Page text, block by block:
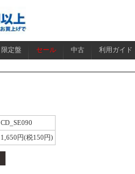
限定盤 セール 中古 利用ガイド
CD_SE090
1,650円(税150円)